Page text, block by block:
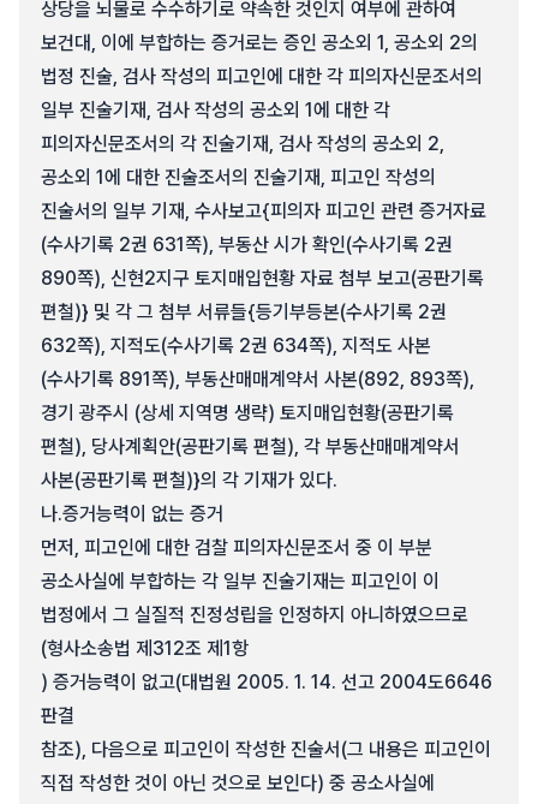
상당을 뇌물로 수수하기로 약속한 것인지 여부에 관하여
보건대, 이에 부합하는 증거로는 증인 공소외 1, 공소외 2의
법정 진술, 검사 작성의 피고인에 대한 각 피의자신문조서의
일부 진술기재, 검사 작성의 공소외 1에 대한 각
피의자신문조서의 각 진술기재, 검사 작성의 공소외 2,
공소외 1에 대한 진술조서의 진술기재, 피고인 작성의
진술서의 일부 기재, 수사보고{피의자 피고인 관련 증거자료
(수사기록 2권 631쪽), 부동산 시가 확인(수사기록 2권
890쪽), 신현2지구 토지매입현황 자료 첨부 보고(공판기록
편철)} 및 각 그 첨부 서류들{등기부등본(수사기록 2권
632쪽), 지적도(수사기록 2권 634쪽), 지적도 사본
(수사기록 891쪽), 부동산매매계약서 사본(892, 893쪽),
경기 광주시 (상세 지역명 생략) 토지매입현황(공판기록
편철), 당사계획안(공판기록 편철), 각 부동산매매계약서
사본(공판기록 편철)}의 각 기재가 있다.
나.증거능력이 없는 증거
먼저, 피고인에 대한 검찰 피의자신문조서 중 이 부분
공소사실에 부합하는 각 일부 진술기재는 피고인이 이
법정에서 그 실질적 진정성립을 인정하지 아니하였으므로
(형사소송법 제312조 제1항
) 증거능력이 없고(대법원 2005. 1. 14. 선고 2004도6646
판결
참조), 다음으로 피고인이 작성한 진술서(그 내용은 피고인이
직접 작성한 것이 아닌 것으로 보인다) 중 공소사실에